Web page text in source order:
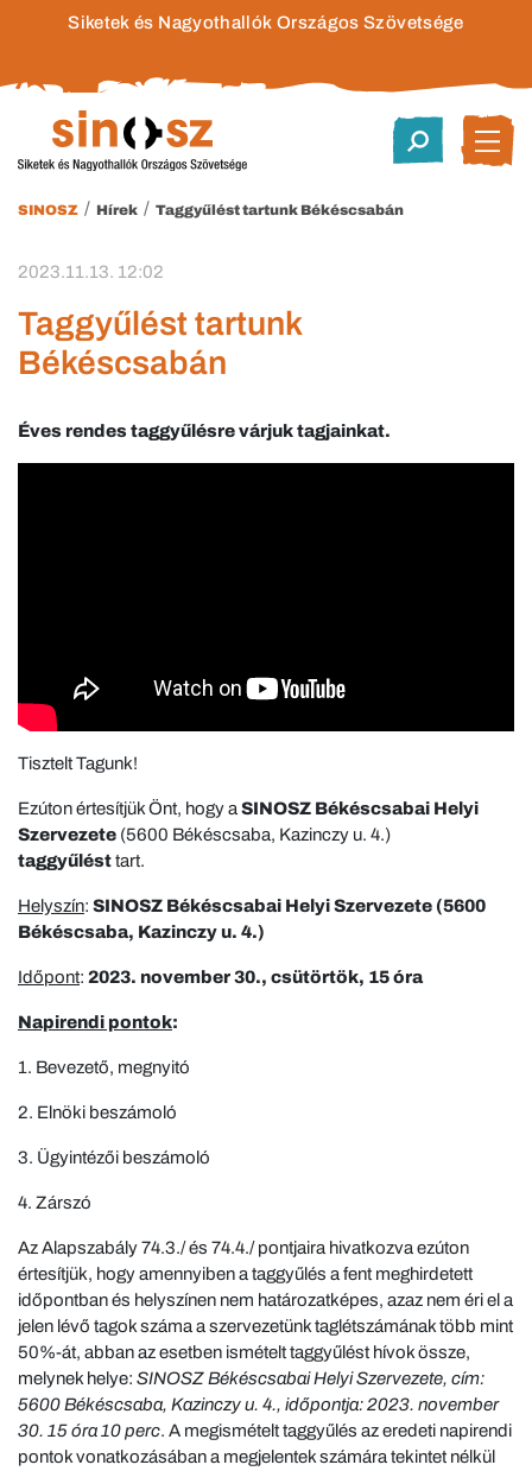
Siketek és Nagyothallók Országos Szövetsége
SINOSZ / Hírek / Taggyűlést tartunk Békéscsabán
2023.11.13. 12:02
Taggyűlést tartunk
Békéscsabán
Éves rendes taggyűlésre várjuk tagjainkat.
Tisztelt Tagunk!
Ezúton értesítjük Önt, hogy a SINOSZ Békéscsabai Helyi
Szervezete (5600 Békéscsaba, Kazinczy u. 4.)
taggyűlésttart.
Helyszín: SINOSZ Békéscsabai Helyi Szervezete (5600
Békéscsaba, Kazinczy u. 4.)
Időpont: 2023. november 30., csütörtök, 15 óra
Napirendi pontok:
1. Bevezető, megnyitó
2. Elnöki beszámoló
3. Ügyintézői beszámoló
4. Zárszó
Az Alapszabály 74.3./ és 74.4./ pontjaira hivatkozva ezúton
értesítjük, hogy amennyiben a taggyűlés a fent meghirdetett
időpontban és helyszínen nem határozatképes, azaz nem éri el a
jelen lévő tagok száma a szervezetünk taglétszámának több mint
50%-át, abban az esetben ismételt taggyűlést hívok össze,
melynek helye: SINOSZ Békéscsabai Helyi Szervezete, cím:
5600 Békéscsaba, Kazinczy u. 4., időpontja: 2023. november
30. 15 óra 10 perc. A megismételt taggyűlés az eredeti napirendi
pontok vonatkozásában a megjelentek számára tekintet nélkül